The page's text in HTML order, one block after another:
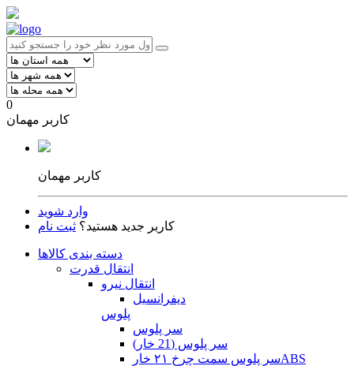
0
کاربر مهمان
کاربر مهمان
وارد شوید
کاربر جدید هستید؟ ثبت نام
دسته بندی کالاها
انتقال قدرت
انتقال نیرو
دیفرانسیل
پلوس
سر پلوس
سر پلوس (21 خار)
سر پلوس سمت چرخ ۲۱ خارABS